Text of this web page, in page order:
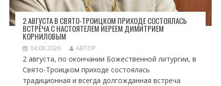
2 АВГУСТА В СВЯТО-ТРОИЦКОМ ПРИХОДЕ СОСТОЯЛАСЬ
ВСТРЕЧА С НАСТОЯТЕЛЕМ ИЕРЕЕМ ДИМИТРИЕМ
КОРНИЛОВЫМ
04.08.2026 АВТОР
2 августа, по окончании Божественной литургии, в
Свято-Троицком приходе состоялась
традиционная и всегда долгожданная встреча